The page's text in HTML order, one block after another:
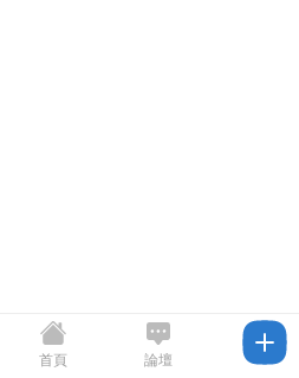
首頁 論壇